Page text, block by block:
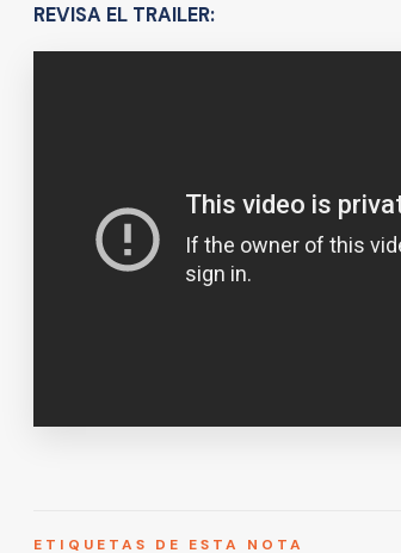
REVISA EL TRAILER:
ETIQUETAS DE ESTA NOTA